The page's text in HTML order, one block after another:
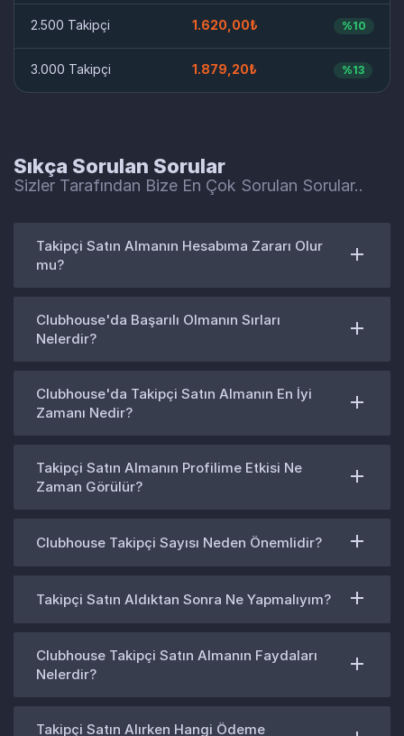
2.500 Takipçi 1.620,00₺ %10
3.000 Takipçi 1.879,20₺ %13
Sıkça Sorulan Sorular
Sizler Tarafından Bize En Çok Sorulan Sorular..
Takipçi Satın Almanın Hesabıma Zararı Olur
mu?
Clubhouse'da Başarılı Olmanın Sırları
Nelerdir?
Clubhouse'da Takipçi Satın Almanın En İyi
Zamanı Nedir?
Takipçi Satın Almanın Profilime Etkisi Ne
Zaman Görülür?
Clubhouse Takipçi Sayısı Neden Önemlidir?
Takipçi Satın Aldıktan Sonra Ne Yapmalıyım?
Clubhouse Takipçi Satın Almanın Faydaları
Nelerdir?
Takipçi Satın Alırken Hangi Ödeme